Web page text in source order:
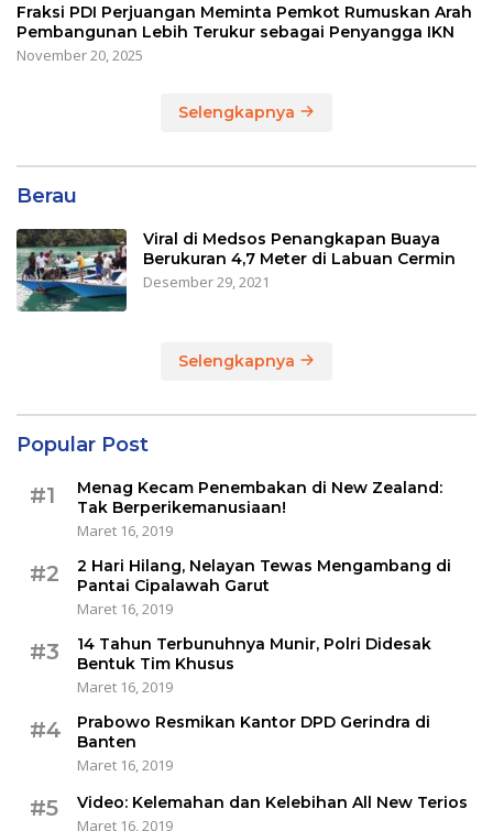
Fraksi PDI Perjuangan Meminta Pemkot Rumuskan Arah
Pembangunan Lebih Terukur sebagai Penyangga IKN
November 20, 2025
Selengkapnya
Berau
Viral di Medsos Penangkapan Buaya
Berukuran 4,7 Meter di Labuan Cermin
Desember 29, 2021
Selengkapnya
Popular Post
#1
Menag Kecam Penembakan di New Zealand:
Tak Berperikemanusiaan!
Maret 16, 2019
#2
2 Hari Hilang, Nelayan Tewas Mengambang di
Pantai Cipalawah Garut
Maret 16, 2019
#3
14 Tahun Terbunuhnya Munir, Polri Didesak
Bentuk Tim Khusus
Maret 16, 2019
#4
Prabowo Resmikan Kantor DPD Gerindra di
Banten
Maret 16, 2019
#5
Video: Kelemahan dan Kelebihan All New Terios
Maret 16, 2019